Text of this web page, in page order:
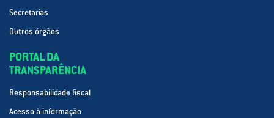
Secretarias
Outros órgãos
PORTAL DA
TRANSPARÊNCIA
Responsabilidade fiscal
Acesso à informação